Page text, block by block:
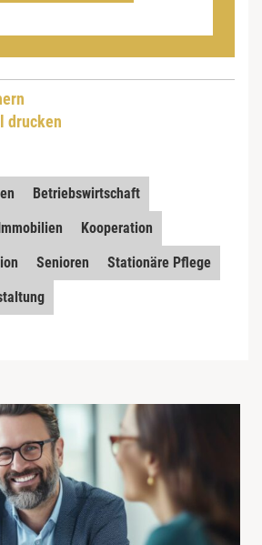
drucken
Betriebswirtschaft
Kooperation
Senioren
Stationäre Pflege